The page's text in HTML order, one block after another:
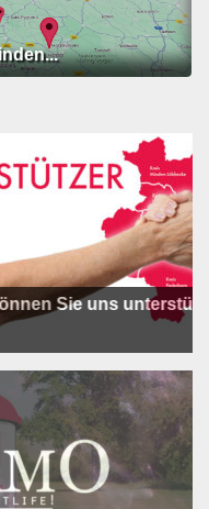
uns unterstützen !